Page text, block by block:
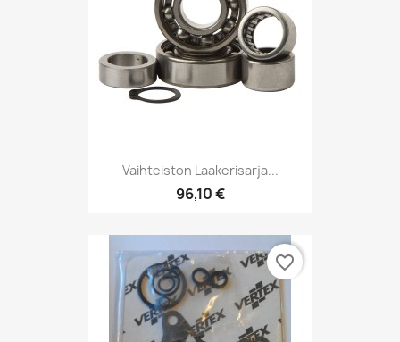
Vaihteiston Laakerisarja...
96,10 €
favorite_border